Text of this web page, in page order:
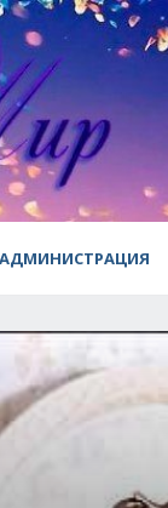
АДМИНИСТРАЦИЯ